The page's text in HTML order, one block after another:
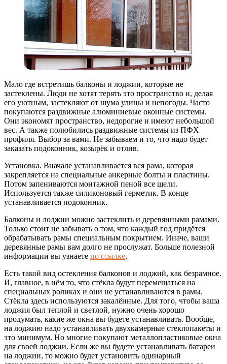
Мало где встретишь балконы и лоджии, которые не
застеклены. Люди не хотят терять это пространство и, делая
его уютным, застекляют от шума улицы и непогоды. Часто
покупаются раздвижные алюминиевые оконные системы.
Они экономят пространство, недорогие и имеют небольшой
вес. А также полюбились раздвижные системы из ПФХ
профиля. Выбор за вами. Не забываем и то, что надо будет
заказать подоконник, козырёк и отлив.
Установка. Вначале устанавливается вся рама, которая
закрепляется на специальные анкерные болты и пластины.
Потом запениваются монтажной пеной все щели.
Используется также силиконовый герметик. В конце
устанавливается подоконник.
Балконы и лоджии можно застеклить и деревянными рамами.
Только стоит не забывать о том, что каждый год придётся
обрабатывать рамы специальным покрытием. Иначе, ваши
деревянные рамы вам долго не прослужат. Больше полезной
информации вы узнаете по ссылке.
Есть такой вид остекления балконов и лоджий, как безрамное.
И, главное, в нём то, что стёкла будут перемещаться на
специальных роликах и они не устанавливаются в рамы.
Стёкла здесь используются закалённые. Для того, чтобы ваша
лоджия был теплой и светлой, нужно очень хорошо
продумать, какие же окна вы будете устанавливать. Вообще,
на лоджию надо устанавливать двухкамерные стеклопакеты и
это минимум. Но многие покупают металлопластиковые окна
для своей лоджии. Если же вы будете устанавливать батареи
на лоджии, то можно будет установить одинарный